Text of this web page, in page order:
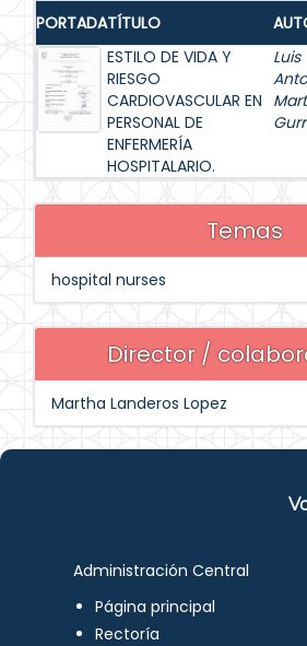
PORTADATÍTULO
ESTILO DE VIDA Y
RIESGO
CARDIOVASCULAR EN
PERSONAL DE
ENFERMERÍA
HOSPITALARIO.
Luis
Temas
hospital nurses
Director /
Martha Landeros Lopez
Administración Central
Página principal
Rectoría